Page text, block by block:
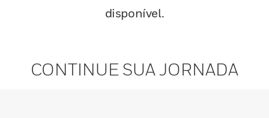
disponível.
CONTINUE SUA JORNADA